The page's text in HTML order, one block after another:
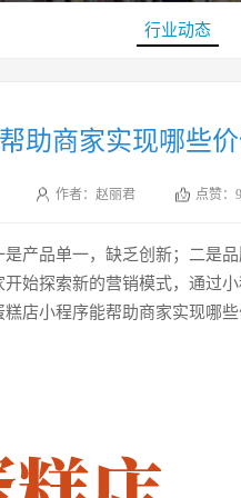
行业动态
助商家实现哪些
作者：赵丽君 点赞：
产品单一，缺乏创新；二是
始探索新的营销模式，通过
店小程序能帮助商家实现哪些